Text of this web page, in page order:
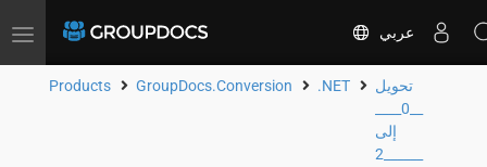
Toggle
عربي
Products GroupDocs.Conversion .NET
تحويل
إلى